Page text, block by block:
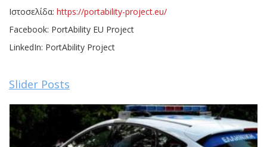
Ιστοσελίδα: https://portability-project.eu/
Facebook: PortAbility EU Project
LinkedIn: PortAbility Project
Slider Posts